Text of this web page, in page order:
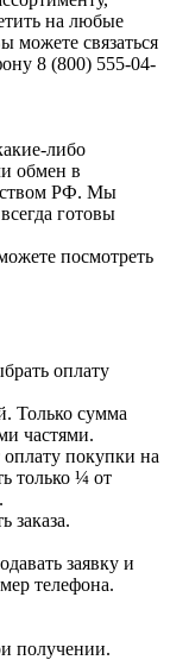
на любые
можете связаться
8 (800) 555-04-
либо
обмен в
РФ. Мы
готовы
посмотреть
оплату
Только сумма
частями.
покупки на
только ¼ от
заказа.
заявку и
телефона.
получении.